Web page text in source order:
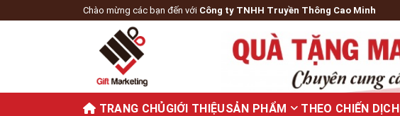
Chào mừng các bạn đến với Công ty TNHH Truyền Thông Cao Minh
TRANG CHỦGIỚI THIỆUSẢN PHẨM THEO CHIẾN DỊCH